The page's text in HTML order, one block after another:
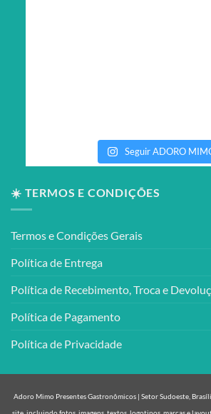
Seguir ADORO
☀️ TERMOS E CONDIÇÕES
Termos e Condições Gerais
Política de Entrega
Política de Recebimento, Troca e
Política de Pagamento
Política de Privacidade
Adoro Mimo Presentes Gastronômicos | Setor Sudoeste,